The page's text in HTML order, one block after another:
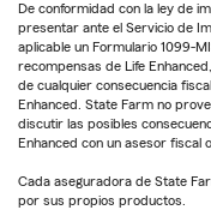
De conformidad con la ley de
presentar ante el Servicio de
aplicable un Formulario 1099-
recompensas de Life
de cualquier consecuencia
Enhanced. State Farm no
discutir las posibles
Enhanced con un asesor fiscal o
Cada aseguradora de State
por sus propios productos.